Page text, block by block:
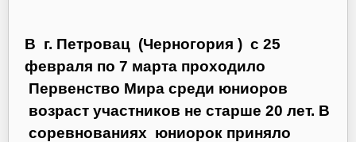
В г. Петровац (Черногория ) с 25
февраля по 7 марта проходило
Первенство Мира среди юниоров
возраст участников не старше 20 лет. В
соревнованиях юниорок приняло